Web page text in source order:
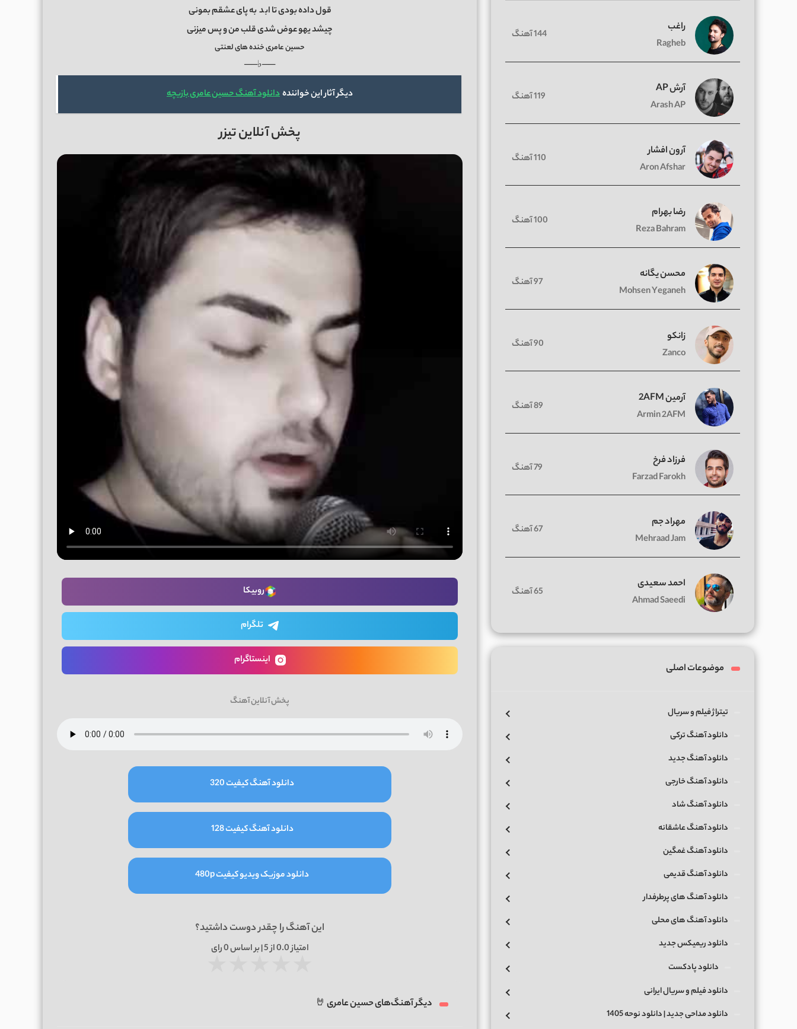
قول داده بودی تا ابدبه پای عشقم بمونی
چیشد یهو عوض شدی قلب من و پس میزنی
حسین عامری خنده های لعنتی
──♭──
دیگر آثار این خوانندهدانلود آهنگ حسین عامری بازیچه
پخش آنلاین تیزر
روبیکا
تلگرام
اینستاگرام
پخش آنلاین آهنگ
دانلود آهنگ کیفیت 320
دانلود آهنگ کیفیت 128
دانلود موزیک ویدیو کیفیت 480p
این آهنگ را چقدر دوست داشتید؟
امتیاز0.0از 5 | بر اساس 0رای
دیگر آهنگ‌های حسین عامری 🤘
راغب
Ragheb
144 آهنگ
آرش AP
Arash AP
119 آهنگ
آرون افشار
Aron Afshar
110 آهنگ
رضا بهرام
Reza Bahram
100 آهنگ
محسن یگانه
Mohsen Yeganeh
97 آهنگ
زانکو
Zanco
90 آهنگ
آرمین 2AFM
Armin 2AFM
89 آهنگ
فرزاد فرخ
Farzad Farokh
79 آهنگ
مهراد جم
Mehraad Jam
67 آهنگ
احمد سعیدی
Ahmad Saeedi
65 آهنگ
موضوعات اصلی
تیتراژ فیلم و سریال
دانلود آهنگ ترکی
دانلود آهنگ جدید
دانلود آهنگ خارجی
دانلود آهنگ شاد
دانلود آهنگ عاشقانه
دانلود آهنگ غمگین
دانلود آهنگ قدیمی
دانلود آهنگ های پرطرفدار
دانلود آهنگ های محلی
دانلود ریمیکس جدید
دانلود پادکست
دانلود فیلم و سریال ایرانی
دانلود مداحی جدید | دانلود نوحه 1405